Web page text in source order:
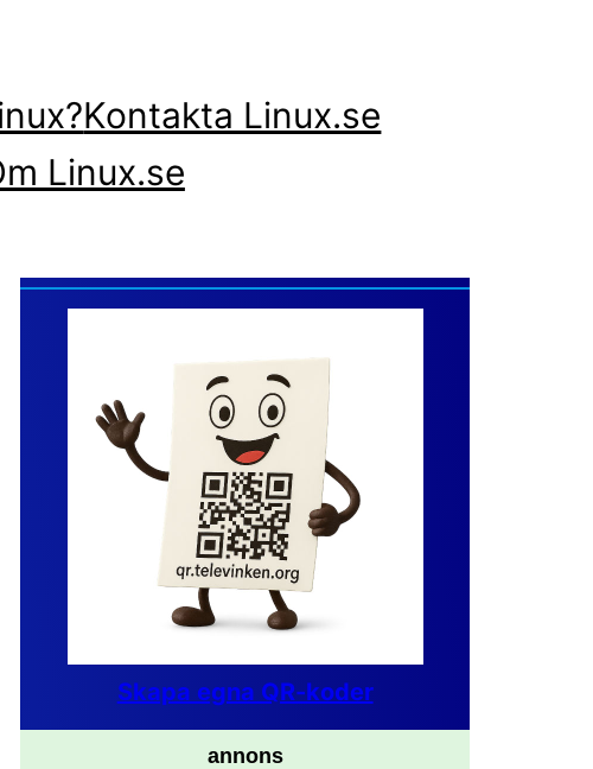
Kontakta Linux.se
Linux.se
Skapa egna QR-koder
annons